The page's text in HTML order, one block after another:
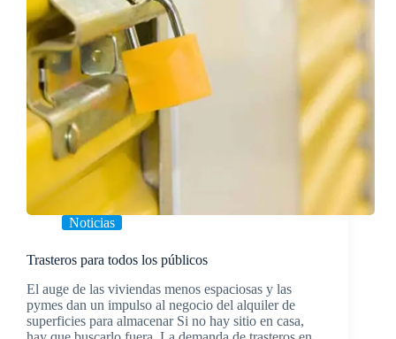
Noticias
Trasteros para todos los públicos
El auge de las viviendas menos espaciosas y las
pymes dan un impulso al negocio del alquiler de
superficies para almacenar Si no hay sitio en casa,